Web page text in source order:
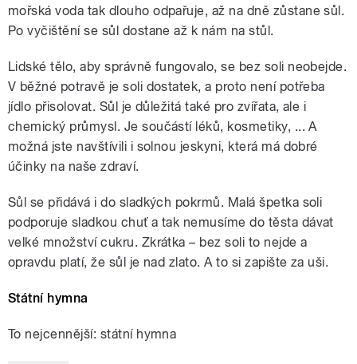
mořská voda tak dlouho odpařuje, až na dně zůstane sůl.
Po vyčištění se sůl dostane až k nám na stůl.
Lidské tělo, aby správně fungovalo, se bez soli neobejde.
V běžné potravě je soli dostatek, a proto není potřeba
jídlo přisolovat. Sůl je důležitá také pro zvířata, ale i
chemický průmysl. Je součástí léků, kosmetiky, ... A
možná jste navštívili i solnou jeskyni, která má dobré
účinky na naše zdraví.
Sůl se přidává i do sladkých pokrmů. Malá špetka soli
podporuje sladkou chuť a tak nemusíme do těsta dávat
velké množství cukru. Zkrátka – bez soli to nejde a
opravdu platí, že sůl je nad zlato. A to si zapište za uši.
Státní hymna
To nejcennější: státní hymna